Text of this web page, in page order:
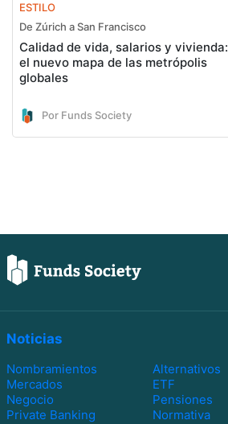
ESTILO
De Zúrich a San Francisco
Calidad de vida, salarios y vivienda:
el nuevo mapa de las metrópolis
globales
Por Funds Society
Noticias
Nombramientos
Alternativos
Mercados
ETF
Negocio
Pensiones
Private Banking
Normativa